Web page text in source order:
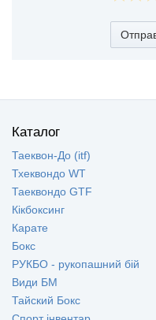
Каталог
Таеквон-До (itf)
Тхеквондо WT
Таеквондо GTF
Кікбоксинг
Карате
Бокс
РУКБО - рукопашний бій
Види БМ
Тайский Бокс